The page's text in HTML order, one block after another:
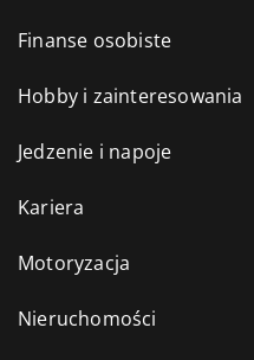
Finanse osobiste
Hobby i zainteresowania
Jedzenie i napoje
Kariera
Motoryzacja
Nieruchomości